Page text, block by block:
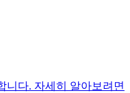
니다. 자세히 알아보려면